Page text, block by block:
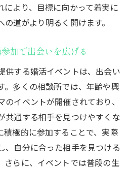
により、目標に向かって着実に
道がより明るく開けます。
加で出会いを広げる
供する婚活イベントは、出会い
。多くの相談所では、年齢や興
イベントが開催されており、
共通する相手を見つけやすくな
積極的に参加することで、実際
、自分に合った相手を見つける
さらに、イベントでは普段の生